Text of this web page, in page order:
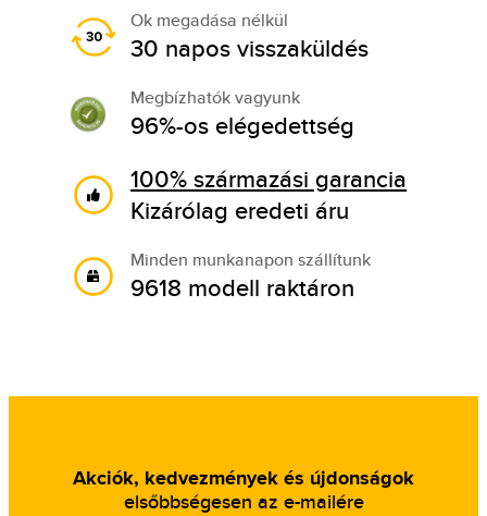
Ok megadása nélkül
30 napos visszaküldés
Megbízhatók vagyunk
96%-os elégedettség
100% származási garancia
Kizárólag eredeti áru
Minden munkanapon szállítunk
9618 modell raktáron
Akciók, kedvezmények és újdonságok
elsőbbségesen az e-mailére